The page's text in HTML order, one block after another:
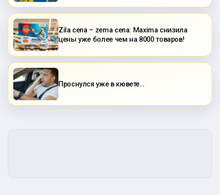
Zila cena – zema cena: Maxima снизила
цены уже более чем на 8000 товаров!
Проснулся уже в кювете…